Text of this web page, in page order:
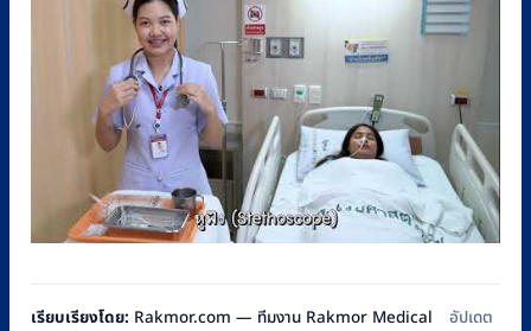
เรียบเรียงโดย: Rakmor.com — ทีมงาน Rakmor Medical
อัปเดต